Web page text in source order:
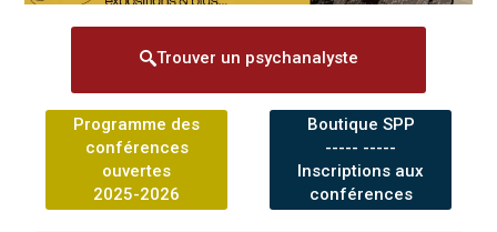
Trouver un psychanalyste
Programme des
conférences
ouvertes
2025-2026
Boutique SPP
----- -----
Inscriptions aux
conférences